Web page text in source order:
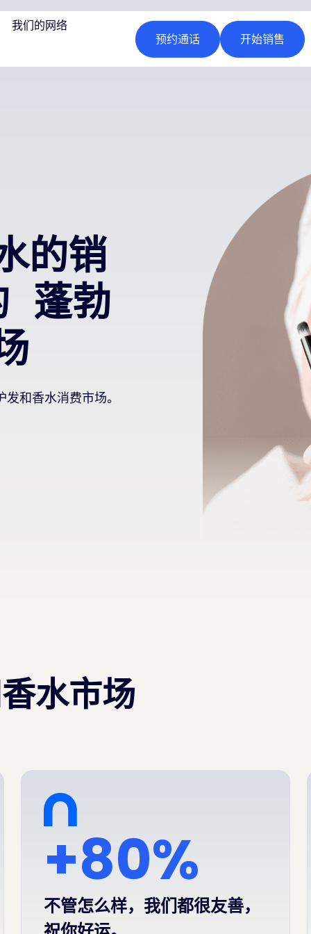
我们的网络
预约通话
开始销售
的销
蓬勃
和香水消费市场。
水市场
+80%
不管怎么样，我们都很友善，